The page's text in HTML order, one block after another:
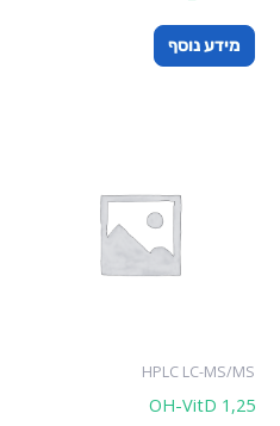
מידע נוסף
HPLC LC-MS/MS
1,25 OH-VitD